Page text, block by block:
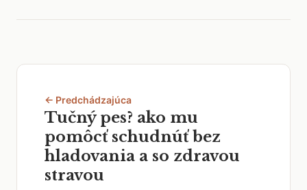
← Predchádzajúca
Tučný pes? ako mu
pomôcť schudnúť bez
hladovania a so zdravou
stravou